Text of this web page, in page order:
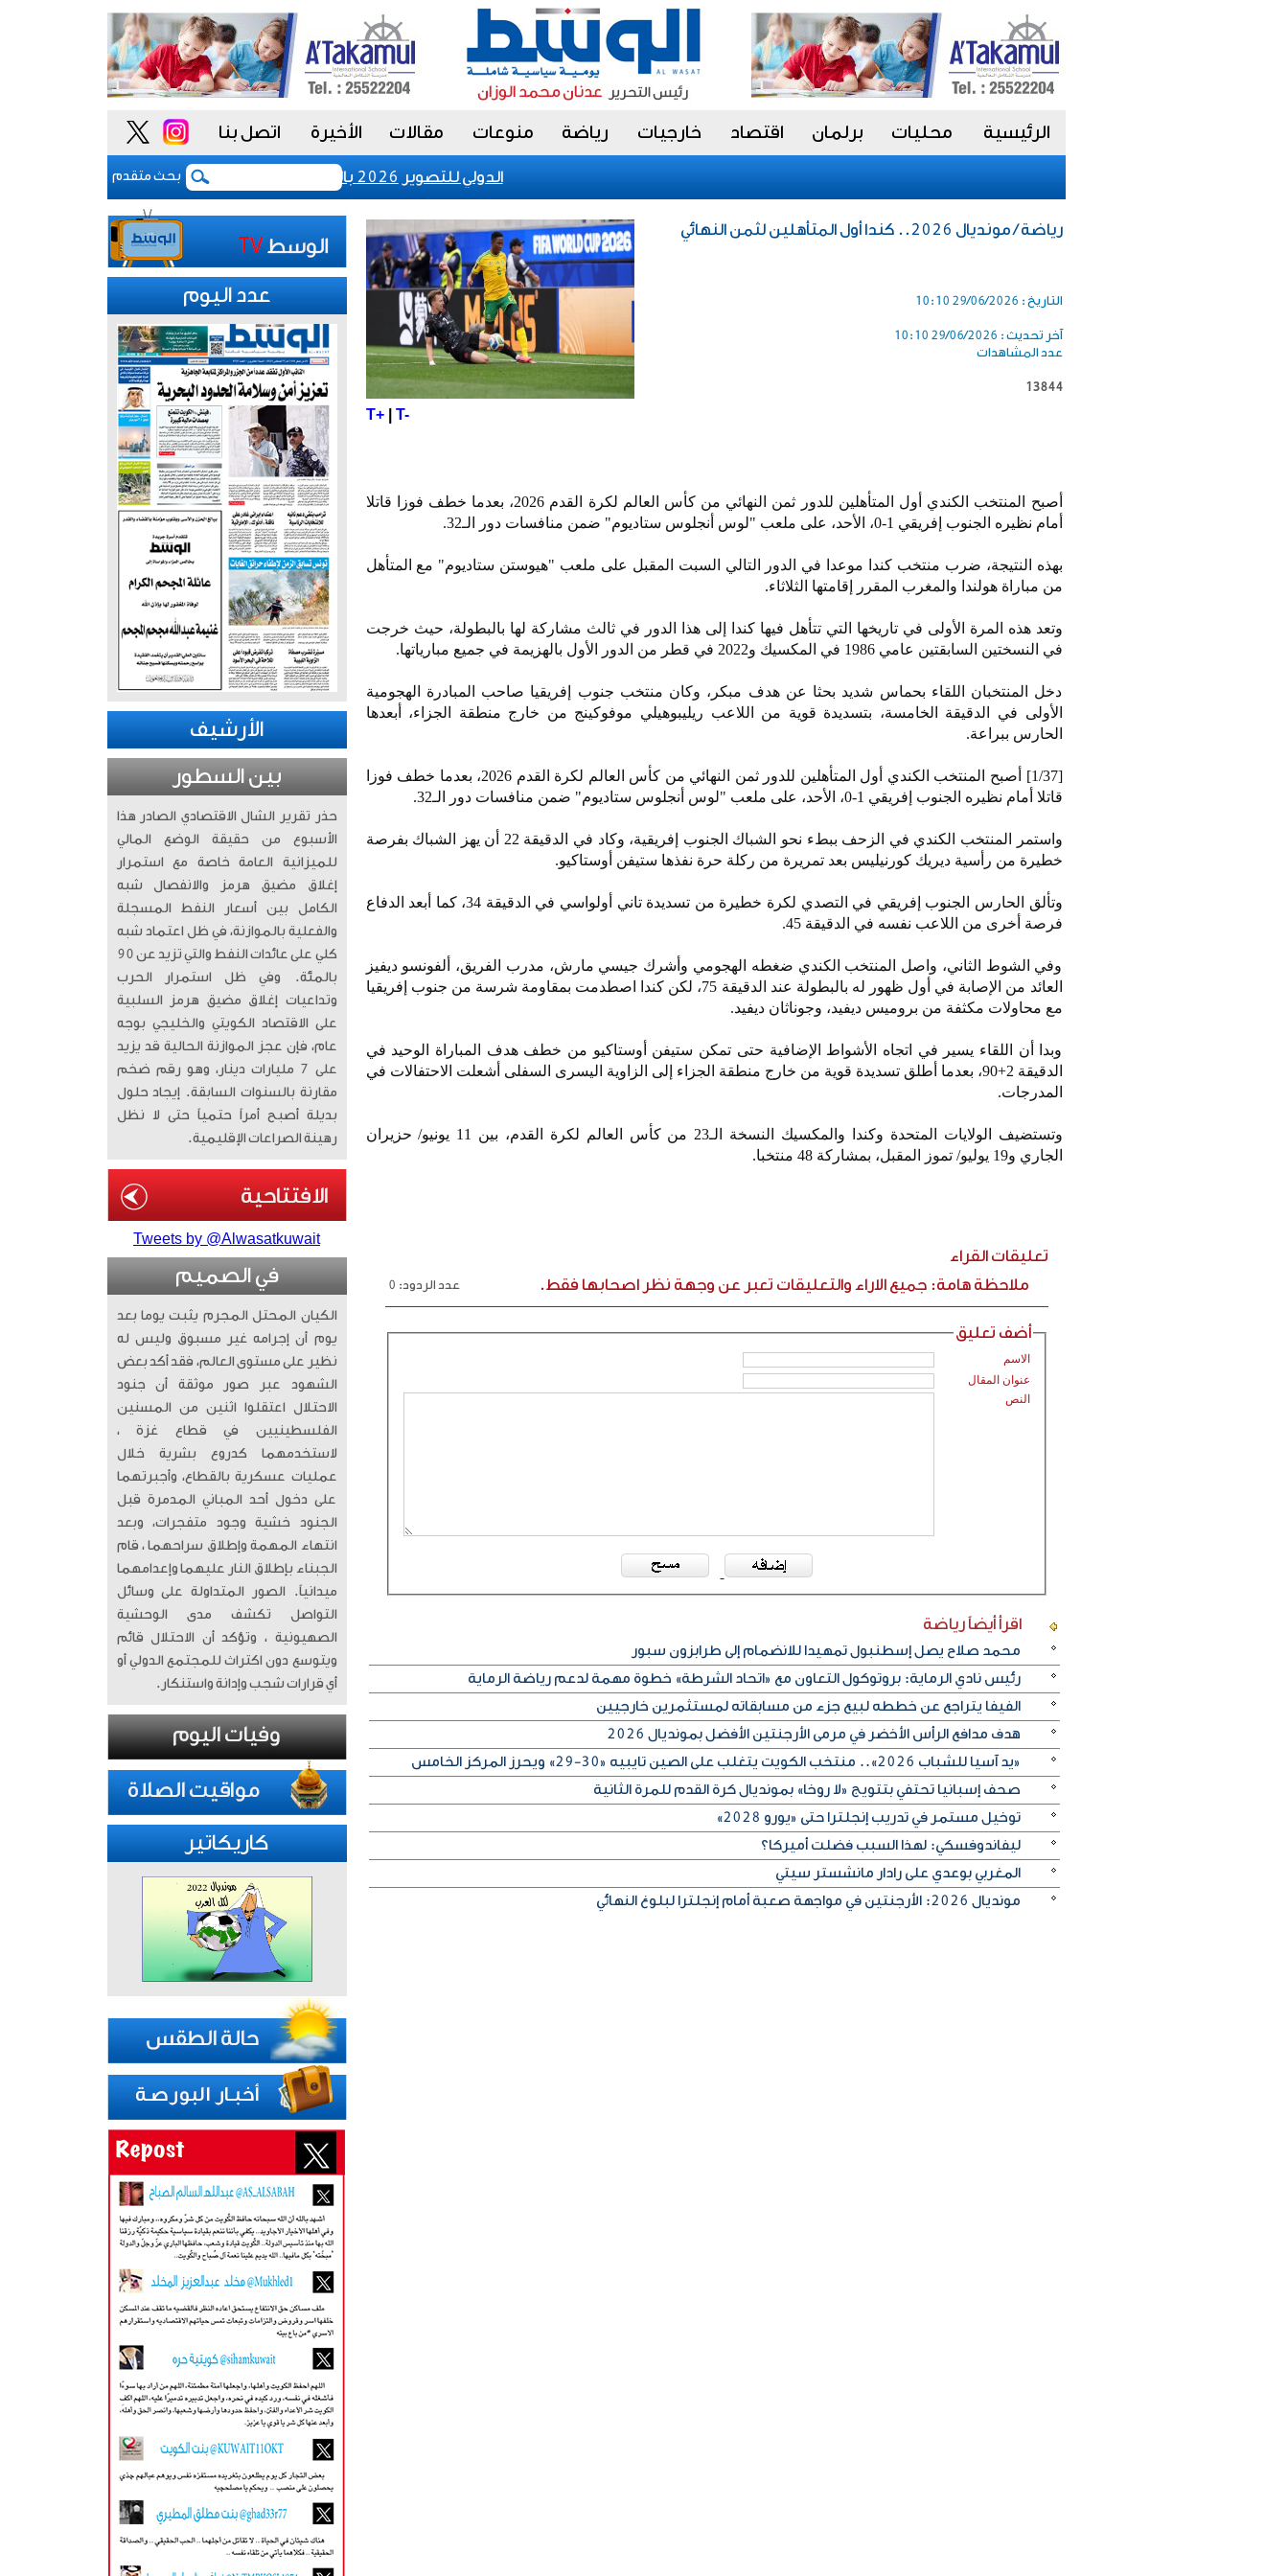
الرئيسية محليات برلمان اقتصاد خارجيات رياضة منوعات مقالات الأخيرة اتصل بنا
بحث متقدم الكويت تحقق إنجازا عالميا في بينالي fiap الدولي للتصوير 2026 بالبرازيل رفع رسوم تسجيل شركات نظم
رياضة / مونديال 2026.. كندا أول المتأهلين لثمن النهائي
التاريخ : 29/06/2026 10:10
آخر تحديث : 29/06/2026 10:10
عدد المشاهدات
13844
T+| T-
أصبح المنتخب الكندي أول المتأهلين للدور ثمن النهائي من كأس العالم لكرة القدم 2026، بعدما خطف فوزا قاتلا
أمام نظيره الجنوب إفريقي 1-0، الأحد، على ملعب "لوس أنجلوس ستاديوم" ضمن منافسات دور الـ32.
بهذه النتيجة، ضرب منتخب كندا موعدا في الدور التالي السبت المقبل على ملعب "هيوستن ستاديوم" مع المتأهل
من مباراة هولندا والمغرب المقرر إقامتها الثلاثاء.
وتعد هذه المرة الأولى في تاريخها التي تتأهل فيها كندا إلى هذا الدور في ثالث مشاركة لها بالبطولة، حيث خرجت
في النسختين السابقتين عامي 1986 في المكسيك و2022 في قطر من الدور الأول بالهزيمة في جميع مبارياتها.
دخل المنتخبان اللقاء بحماس شديد بحثا عن هدف مبكر، وكان منتخب جنوب إفريقيا صاحب المبادرة الهجومية
الأولى في الدقيقة الخامسة، بتسديدة قوية من اللاعب ريليبوهيلي موفوكينج من خارج منطقة الجزاء، أبعدها
الحارس ببراعة.
[1/37] أصبح المنتخب الكندي أول المتأهلين للدور ثمن النهائي من كأس العالم لكرة القدم 2026، بعدما خطف فوزا
قاتلا أمام نظيره الجنوب إفريقي 1-0، الأحد، على ملعب "لوس أنجلوس ستاديوم" ضمن منافسات دور الـ32.
واستمر المنتخب الكندي في الزحف ببطء نحو الشباك الجنوب إفريقية، وكاد في الدقيقة 22 أن يهز الشباك بفرصة
خطيرة من رأسية ديريك كورنيليس بعد تمريرة من ركلة حرة نفذها ستيفن أوستاكيو.
وتألق الحارس الجنوب إفريقي في التصدي لكرة خطيرة من تسديدة تاني أولواسي في الدقيقة 34، كما أبعد الدفاع
فرصة أخرى من اللاعب نفسه في الدقيقة 45.
وفي الشوط الثاني، واصل المنتخب الكندي ضغطه الهجومي وأشرك جيسي مارش، مدرب الفريق، ألفونسو ديفيز
العائد من الإصابة في أول ظهور له بالبطولة عند الدقيقة 75، لكن كندا اصطدمت بمقاومة شرسة من جنوب إفريقيا
مع محاولات مكثفة من بروميس ديفيد، وجوناثان ديفيد.
وبدا أن اللقاء يسير في اتجاه الأشواط الإضافية حتى تمكن ستيفن أوستاكيو من خطف هدف المباراة الوحيد في
الدقيقة 2+90، بعدما أطلق تسديدة قوية من خارج منطقة الجزاء إلى الزاوية اليسرى السفلى أشعلت الاحتفالات في
المدرجات.
وتستضيف الولايات المتحدة وكندا والمكسيك النسخة الـ23 من كأس العالم لكرة القدم، بين 11 يونيو/ حزيران
الجاري و19 يوليو/ تموز المقبل، بمشاركة 48 منتخبا.
تعليقات القراء
ملاحظة هامة: جميع الاراء والتعليقات تعبر عن وجهة نظر اصحابها فقط.
عدد الردود: 0
أضف تعليق
الاسم
عنوان المقال
النص
اقرأ أيضاًرياضة
محمد صلاح يصل إسطنبول تمهيدا للانضمام إلى طرابزون سبور
رئيس نادي الرماية: بروتوكول التعاون مع «اتحاد الشرطة» خطوة مهمة لدعم رياضة الرماية
الفيفا يتراجع عن خططه لبيع جزء من مسابقاته لمستثمرين خارجيين
هدف مدافع الرأس الأخضر في مرمى الأرجنتين الأفضل بمونديال 2026
«يد آسيا للشباب 2026».. منتخب الكويت يتغلب على الصين تايبيه «30-29» ويحرز المركز الخامس
صحف إسبانيا تحتفي بتتويج «لا روخا» بمونديال كرة القدم للمرة الثانية
توخيل مستمر في تدريب إنجلترا حتى «يورو 2028»
ليفاندوفسكي: لهذا السبب فضلت أميركا؟
المغربي بوعدي على رادار مانشستر سيتي
مونديال 2026: الأرجنتين في مواجهة صعبة أمام إنجلترا لبلوغ النهائي
عدد اليوم
الأرشيف
بين السطور
حذر تقرير الشال الاقتصادي الصادر هذا
الأسبوع من حقيقة الوضع المالي
للميزانية العامة خاصة مع استمرار
إغلاق مضيق هرمز والانفصال شبه
الكامل بين أسعار النفط المسجلة
والفعلية بالموازنة، في ظل اعتماد شبه
كلي على عائدات النفط والتي تزيد عن 90
بالمئة. وفي ظل استمرار الحرب
وتداعيات إغلاق مضيق هرمز السلبية
على الاقتصاد الكويتي والخليجي بوجه
عام، فإن عجز الموازنة الحالية قد يزيد
على 7 مليارات دينار، وهو رقم ضخم
مقارنة بالسنوات السابقة. إيجاد حلول
بديلة أصبح أمراً حتمياً حتى لا نظل
رهينة الصراعات الإقليمية.
Tweets by @Alwasatkuwait
في الصميم
الكيان المحتل المجرم يثبت يوما بعد
يوم أن إجرامه غير مسبوق وليس له
نظير على مستوى العالم، فقد أكد بعض
الشهود عبر صور موثقة أن جنود
الاحتلال اعتقلوا اثنين من المسنين
الفلسطينيين في قطاع غزة ،
لاستخدمهما كدروع بشرية خلال
عمليات عسكرية بالقطاع، وأجبرتهما
على دخول أحد المباني المدمرة قبل
الجنود خشية وجود متفجرات، وبعد
انتهاء المهمة وإطلاق سراحهما ، قام
الجبناء بإطلاق النار عليهما وإعدامهما
ميدانياً. الصور المتداولة على وسائل
التواصل تكشف مدى الوحشية
الصهيونية ، وتؤكد أن الاحتلال قائم
ويتوسع دون اكتراث للمجتمع الدولي أو
أي قرارات شجب وإدانة واستنكار.
كاريكاتير